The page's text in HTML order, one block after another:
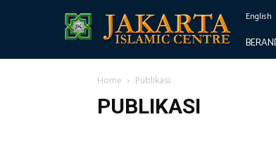
English
Home Publikasi
PUBLIKASI